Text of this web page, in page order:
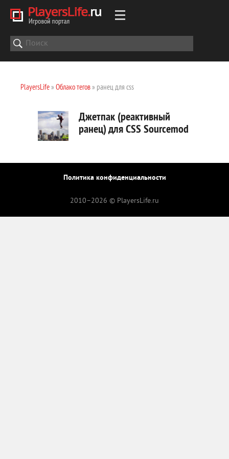
PlayersLife» Облако тегов» ранец для css
Джетпак (реактивный
ранец) для CSS Sourcemod
Политика конфиденциальности
2010–2026 © PlayersLife.ru